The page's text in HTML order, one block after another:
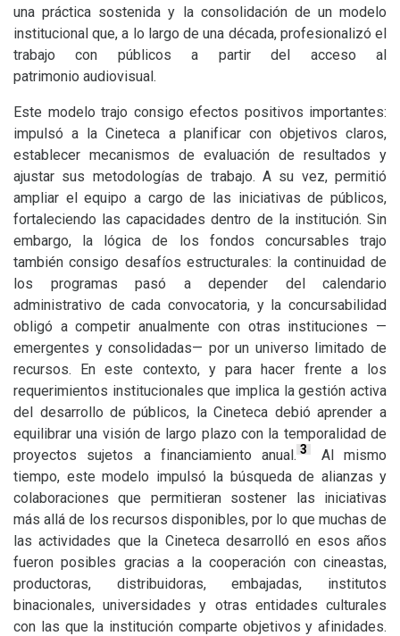
una práctica sostenida y la consolidación de un modelo
institucional que, a lo largo de una década, profesionalizó el
trabajo con públicos a partir del acceso al
patrimonio audiovisual.
Este modelo trajo consigo efectos positivos importantes:
impulsó a la Cineteca a planificar con objetivos claros,
establecer mecanismos de evaluación de resultados y
ajustar sus metodologías de trabajo. A su vez, permitió
ampliar el equipo a cargo de las iniciativas de públicos,
fortaleciendo las capacidades dentro de la institución. Sin
embargo, la lógica de los fondos concursables trajo
también consigo desafíos estructurales: la continuidad de
los programas pasó a depender del calendario
administrativo de cada convocatoria, y la concursabilidad
obligó a competir anualmente con otras instituciones —
emergentes y consolidadas— por un universo limitado de
recursos. En este contexto, y para hacer frente a los
requerimientos institucionales que implica la gestión activa
del desarrollo de públicos, la Cineteca debió aprender a
equilibrar una visión de largo plazo con la temporalidad de
proyectos sujetos a financiamiento anual. 3
Al mismo
tiempo, este modelo impulsó la búsqueda de alianzas y
colaboraciones que permitieran sostener las iniciativas
más allá de los recursos disponibles, por lo que muchas de
las actividades que la Cineteca desarrolló en esos años
fueron posibles gracias a la cooperación con cineastas,
productoras, distribuidoras, embajadas, institutos
binacionales, universidades y otras entidades culturales
con las que la institución comparte objetivos y afinidades.